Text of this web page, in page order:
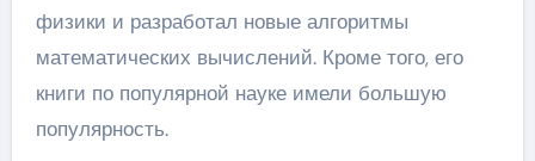
физики и разработал новые алгоритмы
математических вычислений. Кроме того, его
книги по популярной науке имели большую
популярность.